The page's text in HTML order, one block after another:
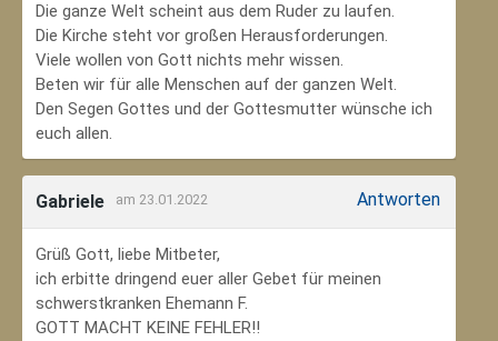
Die ganze Welt scheint aus dem Ruder zu laufen.
Die Kirche steht vor großen Herausforderungen.
Viele wollen von Gott nichts mehr wissen.
Beten wir für alle Menschen auf der ganzen Welt.
Den Segen Gottes und der Gottesmutter wünsche ich
euch allen.
Gabriele am 23.01.2022 Antworten
Grüß Gott, liebe Mitbeter,
ich erbitte dringend euer aller Gebet für meinen
schwerstkranken Ehemann F.
GOTT MACHT KEINE FEHLER!!